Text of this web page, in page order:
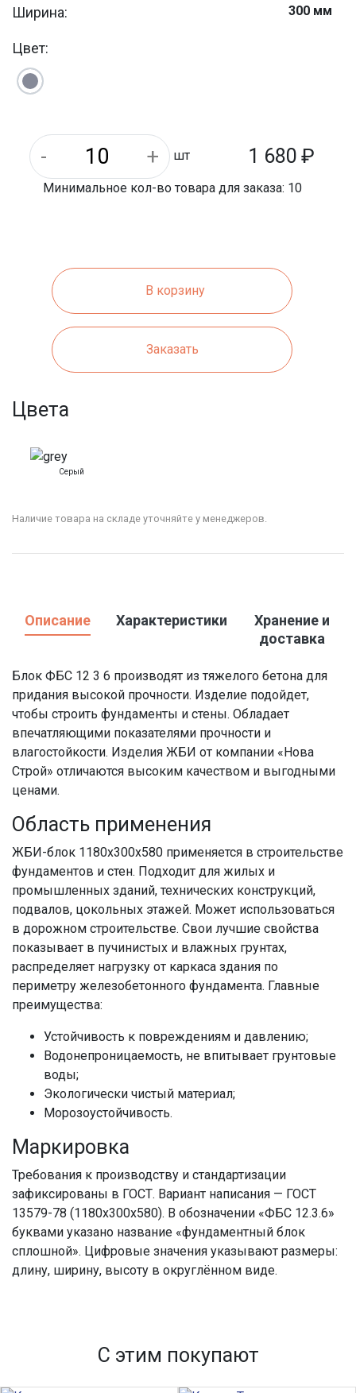
Ширина: 300 мм
Цвет:
шт 1 680 ₽
Минимальное кол-во товара для заказа: 10
В корзину
Заказать
Цвета
Серый
Наличие товара на складе уточняйте у менеджеров.
Описание Характеристики
Хранение и
доставка
Блок ФБС 12 3 6 производят из тяжелого бетона для
придания высокой прочности. Изделие подойдет,
чтобы строить фундаменты и стены. Обладает
впечатляющими показателями прочности и
влагостойкости. Изделия ЖБИ от компании «Нова
Строй» отличаются высоким качеством и выгодными
ценами.
Область применения
ЖБИ-блок 1180x300x580 применяется в строительстве
фундаментов и стен. Подходит для жилых и
промышленных зданий, технических конструкций,
подвалов, цокольных этажей. Может использоваться
в дорожном строительстве. Свои лучшие свойства
показывает в пучинистых и влажных грунтах,
распределяет нагрузку от каркаса здания по
периметру железобетонного фундамента. Главные
преимущества:
Устойчивость к повреждениям и давлению;
Водонепроницаемость, не впитывает грунтовые
воды;
Экологически чистый материал;
Морозоустойчивость.
Маркировка
Требования к производству и стандартизации
зафиксированы в ГОСТ. Вариант написания — ГОСТ
13579-78 (1180x300x580). В обозначении «ФБС 12.3.6»
буквами указано название «фундаментный блок
сплошной». Цифровые значения указывают размеры:
длину, ширину, высоту в округлённом виде.
С этим покупают